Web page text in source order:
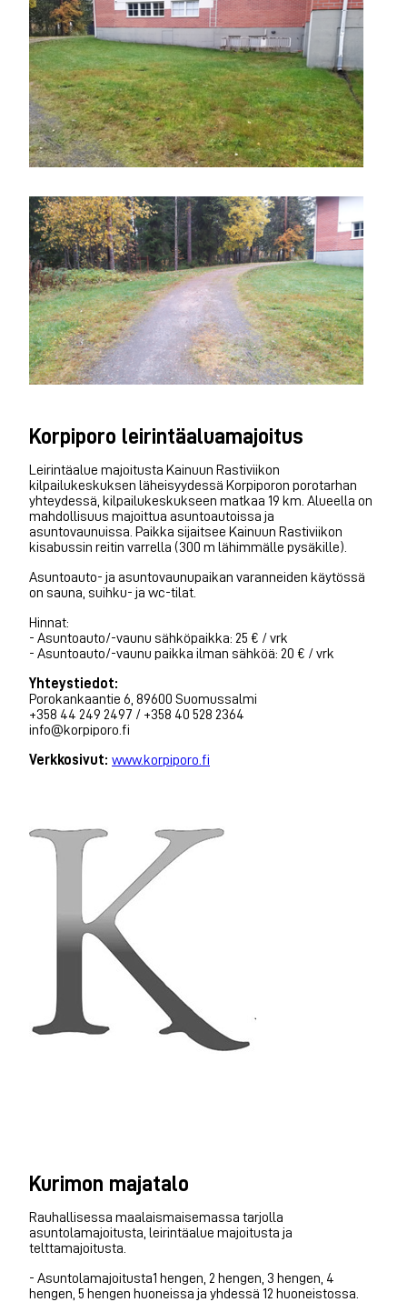
Korpiporo leirintäaluamajoitus
Leirintäalue majoitusta Kainuun Rastiviikon
kilpailukeskuksen läheisyydessä Korpiporon porotarhan
yhteydessä, kilpailukeskukseen matkaa 19 km. Alueella on
mahdollisuus majoittua asuntoautoissa ja
asuntovaunuissa. Paikka sijaitsee Kainuun Rastiviikon
kisabussin reitin varrella (300 m lähimmälle pysäkille).
Asuntoauto- ja asuntovaunupaikan varanneiden käytössä
on sauna, suihku- ja wc-tilat.
Hinnat:
- Asuntoauto/-vaunu sähköpaikka: 25 € / vrk
- Asuntoauto/-vaunu paikka ilman sähköä: 20 € / vrk
Yhteystiedot:
Porokankaantie 6, 89600 Suomussalmi
+358 44 249 2497 / +358 40 528 2364
info@korpiporo.fi
Verkkosivut: www.korpiporo.fi
Kurimon majatalo
Rauhallisessa maalaismaisemassa tarjolla
asuntolamajoitusta, leirintäalue majoitusta ja
telttamajoitusta.
- Asuntolamajoitusta1 hengen, 2 hengen, 3 hengen, 4
hengen, 5 hengen huoneissa ja yhdessä 12 huoneistossa.